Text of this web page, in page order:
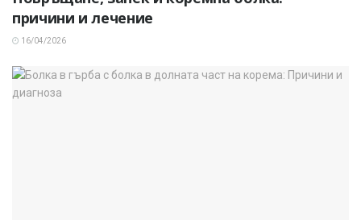
причини и лечение
16/04/2026